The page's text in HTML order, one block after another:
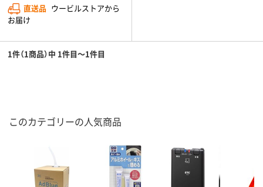
直送品 ウービルストアから
お届け
1件（1商品）中 1件目～1件目
このカテゴリーの人気商品